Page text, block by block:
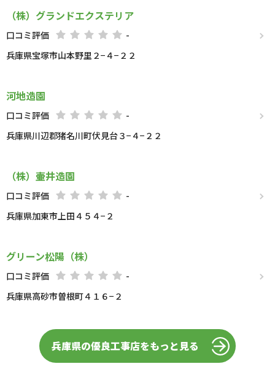
（株）グランドエクステリア
口コミ評価
-
兵庫県宝塚市山本野里２−４−２２
河地造園
口コミ評価
-
兵庫県川辺郡猪名川町伏見台３−４−２２
（株）壷井造園
口コミ評価
-
兵庫県加東市上田４５４−２
グリーン松陽（株）
口コミ評価
-
兵庫県高砂市曽根町４１６−２
兵庫県の優良工事店をもっと見る